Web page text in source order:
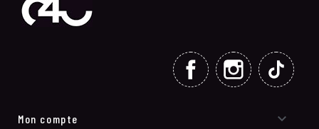
FACEBOOK INSTAGRAM
Mon compte 